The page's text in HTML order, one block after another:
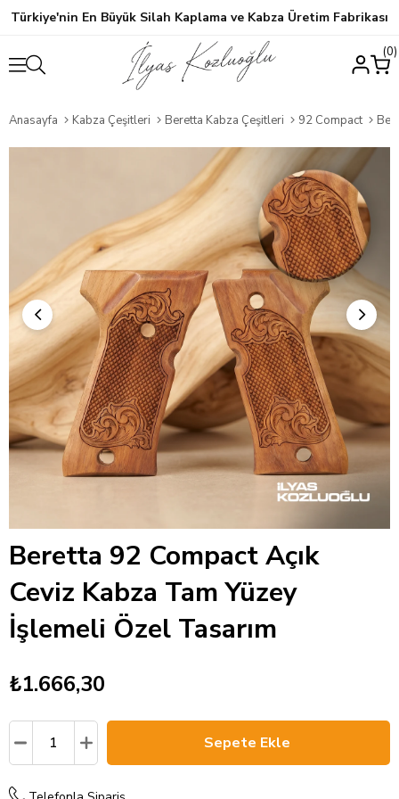
Türkiye'nin En Büyük Silah Kaplama ve Kabza Üretim Fabrikası
0
Anasayfa Kabza Çeşitleri Beretta Kabza Çeşitleri 92 Compact
Beretta 92 Compact Açık
Ceviz Kabza Tam Yüzey
İşlemeli Özel Tasarım
₺1.666,30